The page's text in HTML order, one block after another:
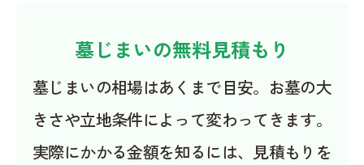
墓じまいの無料見積もり
墓じまいの相場はあくまで目安。お墓の大
きさや立地条件によって変わってきます。
実際にかかる金額を知るには、見積もりを